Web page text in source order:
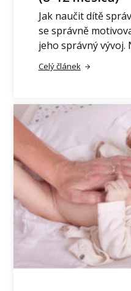
Jak naučit dítě
se správně
jeho správný vývoj.
Celý článek